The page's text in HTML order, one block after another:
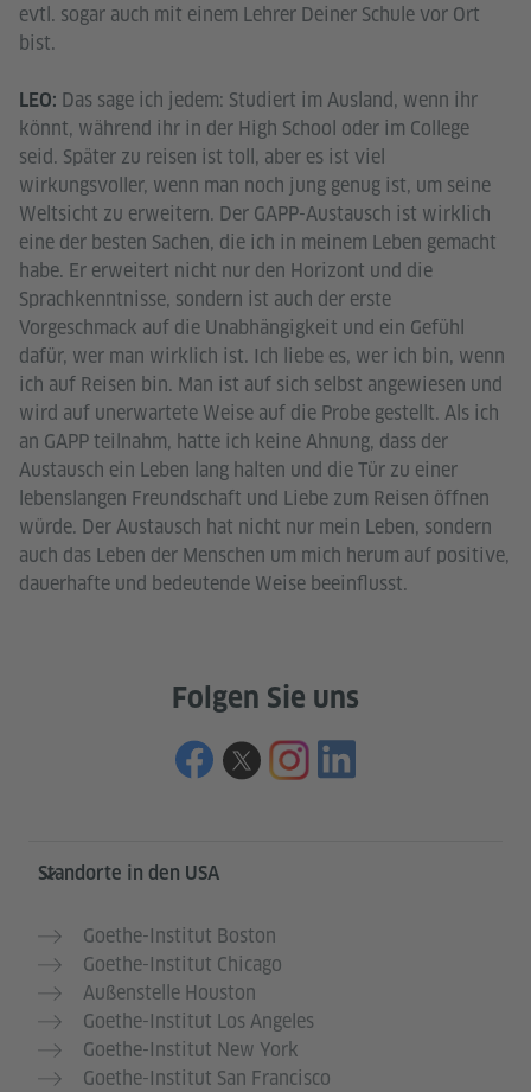
evtl. sogar auch mit einem Lehrer Deiner Schule vor Ort
bist.
LEO: Das sage ich jedem: Studiert im Ausland, wenn ihr
könnt, während ihr in der High School oder im College
seid. Später zu reisen ist toll, aber es ist viel
wirkungsvoller, wenn man noch jung genug ist, um seine
Weltsicht zu erweitern. Der GAPP-Austausch ist wirklich
eine der besten Sachen, die ich in meinem Leben gemacht
habe. Er erweitert nicht nur den Horizont und die
Sprachkenntnisse, sondern ist auch der erste
Vorgeschmack auf die Unabhängigkeit und ein Gefühl
dafür, wer man wirklich ist. Ich liebe es, wer ich bin, wenn
ich auf Reisen bin. Man ist auf sich selbst angewiesen und
wird auf unerwartete Weise auf die Probe gestellt. Als ich
an GAPP teilnahm, hatte ich keine Ahnung, dass der
Austausch ein Leben lang halten und die Tür zu einer
lebenslangen Freundschaft und Liebe zum Reisen öffnen
würde. Der Austausch hat nicht nur mein Leben, sondern
auch das Leben der Menschen um mich herum auf positive,
dauerhafte und bedeutende Weise beeinflusst.
Folgen Sie uns
Service- und Informationsbereich
Standorte in den USA
Goethe-Institut Boston
Goethe-Institut Chicago
Außenstelle Houston
Goethe-Institut Los Angeles
Goethe-Institut New York
Goethe-Institut San Francisco